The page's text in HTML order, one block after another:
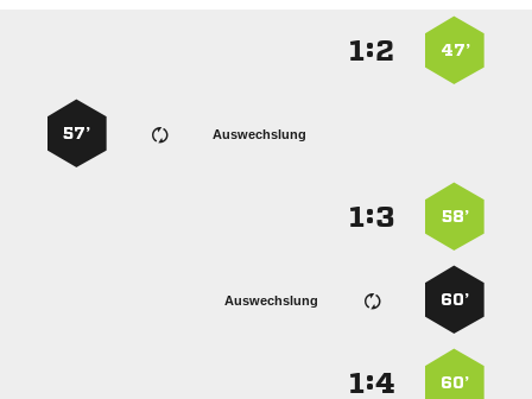
47’
:
Auswechslung
57’
58’
:
60’
Auswechslung
60’
: